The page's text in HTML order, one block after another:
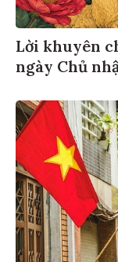
Lời khuyên
ngày Chủ